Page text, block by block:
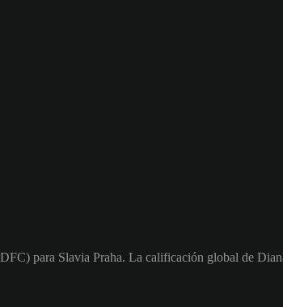
para Slavia Praha. La calificación global de